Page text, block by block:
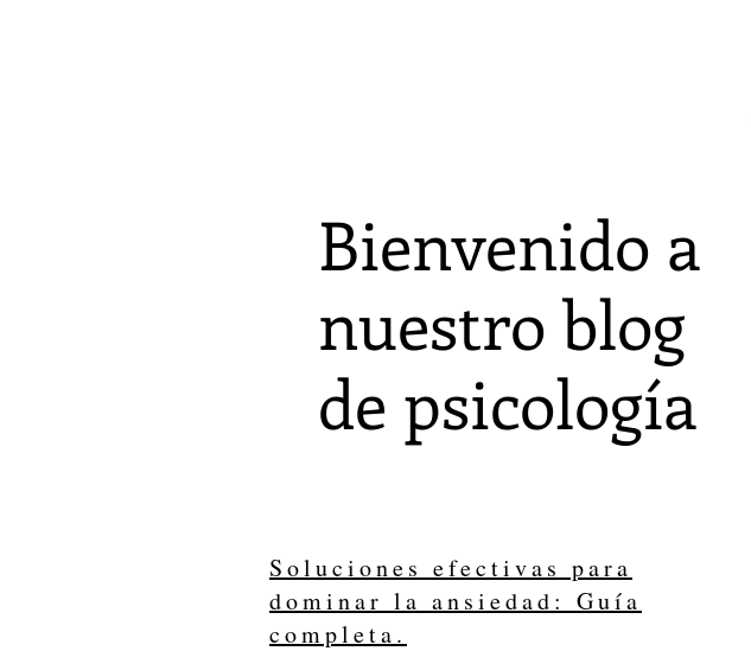
Bienvenido a
nuestro blog
de psicología
Soluciones efectivas para
dominar la ansiedad: Guía
completa.